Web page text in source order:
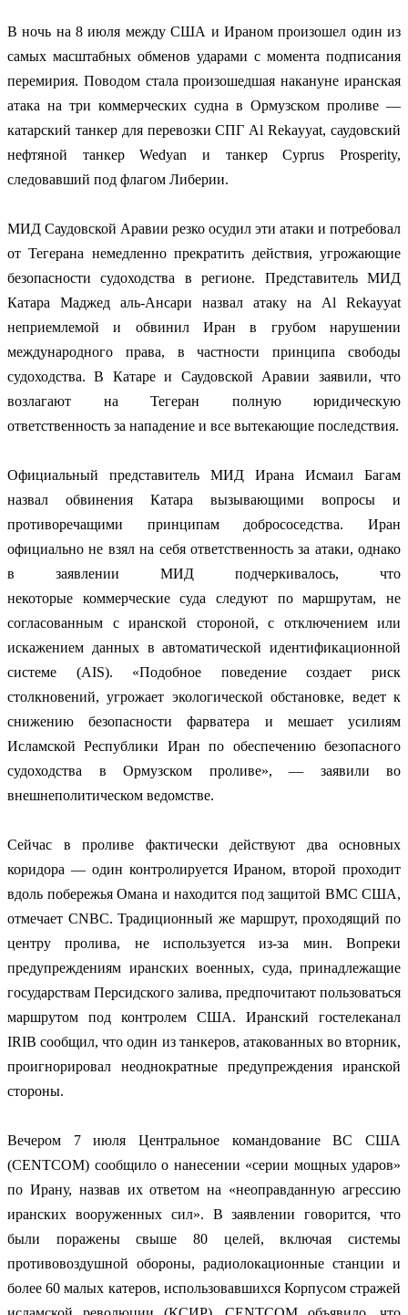
В ночь на 8 июля между США и Ираном произошел один из
самых масштабных обменов ударами с момента подписания
перемирия. Поводом стала произошедшая накануне иранская
атака на три коммерческих судна в Ормузском проливе —
катарский танкер для перевозки СПГ Al Rekayyat, саудовский
нефтяной танкер Wedyan и танкер Cyprus Prosperity,
следовавший под флагом Либерии.
МИД Саудовской Аравии резко осудил эти атаки и потребовал
от Тегерана немедленно прекратить действия, угрожающие
безопасности судоходства в регионе. Представитель МИД
Катара Маджед аль-Ансари назвал атаку на Al Rekayyat
неприемлемой и обвинил Иран в грубом нарушении
международного права, в частности принципа свободы
судоходства. В Катаре и Саудовской Аравии заявили, что
возлагают на Тегеран полную юридическую
ответственность за нападение и все вытекающие последствия.
Официальный представитель МИД Ирана Исмаил Багам
назвал обвинения Катара вызывающими вопросы и
противоречащими принципам добрососедства. Иран
официально не взял на себя ответственность за атаки, однако
в заявлении МИД подчеркивалось, что
некоторые коммерческие суда следуют по маршрутам, не
согласованным с иранской стороной, с отключением или
искажением данных в автоматической идентификационной
системе (AIS). «Подобное поведение создает риск
столкновений, угрожает экологической обстановке, ведет к
снижению безопасности фарватера и мешает усилиям
Исламской Республики Иран по обеспечению безопасного
судоходства в Ормузском проливе», — заявили во
внешнеполитическом ведомстве.
Сейчас в проливе фактически действуют два основных
коридора — один контролируется Ираном, второй проходит
вдоль побережья Омана и находится под защитой ВМС США,
отмечает CNBC. Традиционный же маршрут, проходящий по
центру пролива, не используется из-за мин. Вопреки
предупреждениям иранских военных, суда, принадлежащие
государствам Персидского залива, предпочитают пользоваться
маршрутом под контролем США. Иранский гостелеканал
IRIB сообщил, что один из танкеров, атакованных во вторник,
проигнорировал неоднократные предупреждения иранской
стороны.
Вечером 7 июля Центральное командование ВС США
(CENTCOM) сообщило о нанесении «серии мощных ударов»
по Ирану, назвав их ответом на «неоправданную агрессию
иранских вооруженных сил». В заявлении говорится, что
были поражены свыше 80 целей, включая системы
противовоздушной обороны, радиолокационные станции и
более 60 малых катеров, использовавшихся Корпусом стражей